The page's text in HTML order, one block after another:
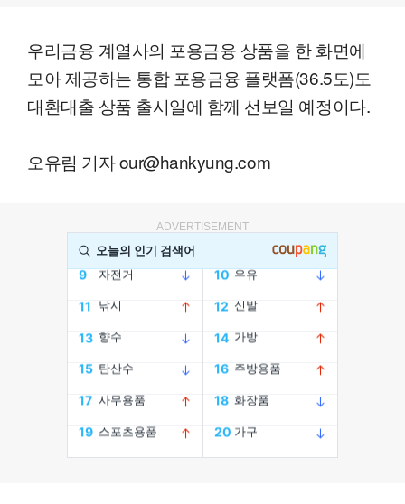
우리금융 계열사의 포용금융 상품을 한 화면에
모아 제공하는 통합 포용금융 플랫폼(36.5도)도
대환대출 상품 출시일에 함께 선보일 예정이다.
오유림 기자 our@hankyung.com
ADVERTISEMENT